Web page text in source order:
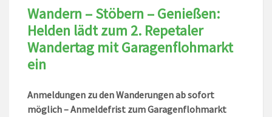
Wandern – Stöbern – Genießen:
Helden lädt zum 2. Repetaler
Wandertag mit Garagenflohmarkt
ein
Anmeldungen zu den Wanderungen ab sofort
möglich – Anmeldefrist zum Garagenflohmarkt